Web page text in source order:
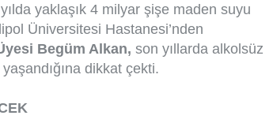
yaklaşık 4 milyar şişe maden suyu
Üniversitesi Hastanesi’nden
Begüm Alkan, son yıllarda alkolsüz
dikkat çekti.